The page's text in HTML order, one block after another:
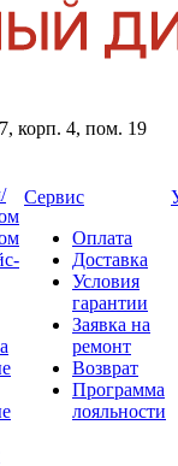
корп. 4, пом. 19
Сервис
Оплата
Доставка
Условия
гарантии
Заявка на
ремонт
Возврат
Программа
лояльности